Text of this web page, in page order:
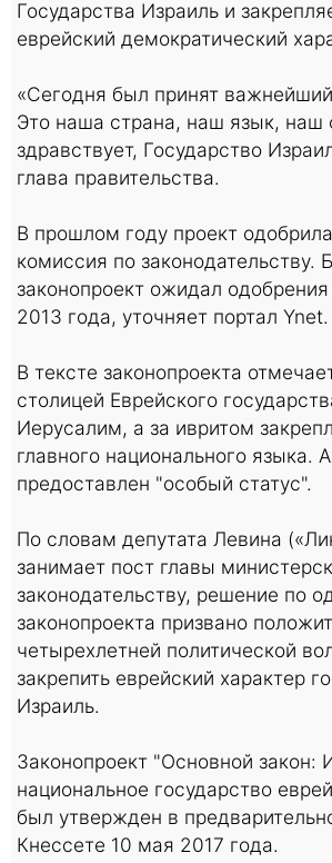
Государства Израиль и
еврейский демократический
«Сегодня был принят важнейший
Это наша страна, наш язык, наш
здравствует, Государство
глава правительства.
В прошлом году проект
комиссия по законодательству.
законопроект ожидал
2013 года, уточняет портал Ynet.
В тексте законопроекта
столицей Еврейского
Иерусалим, а за ивритом
главного национального языка.
предоставлен "особый статус".
По словам депутата Левина
занимает пост главы
законодательству, решение по
законопроекта призвано
четырехлетней политической
закрепить еврейский характер
Израиль.
Законопроект "Основной закон:
национальное государство
был утвержден в
Кнессете 10 мая 2017 года.